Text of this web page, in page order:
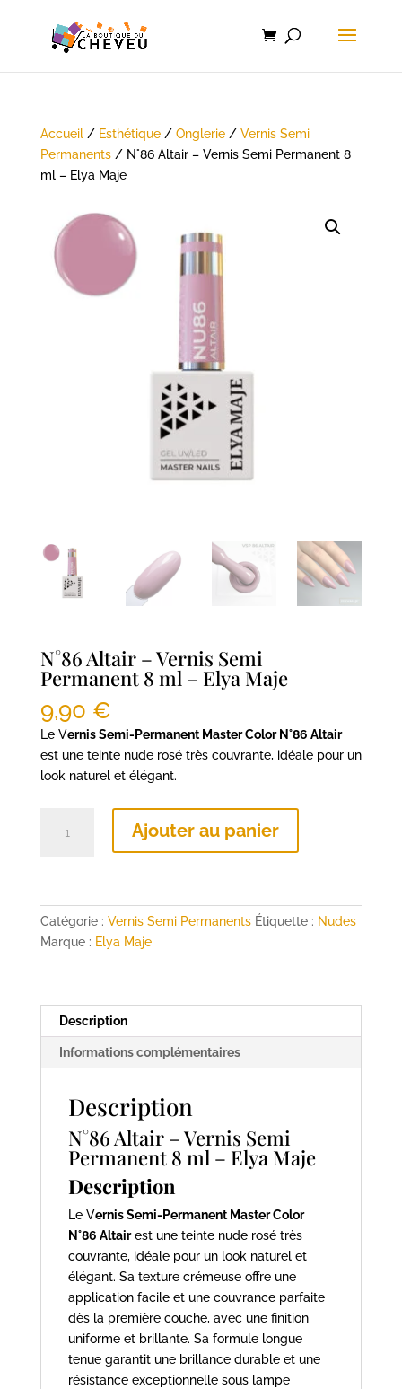
Accueil/ Esthétique/ Onglerie/ Vernis Semi
Permanents/ N°86 Altair – Vernis Semi Permanent 8
ml – Elya Maje
N°86 Altair – Vernis Semi
Permanent 8 ml – Elya Maje
9,90 €
Le Vernis Semi-Permanent Master Color N°86 Altair
est une teinte nude rosé très couvrante, idéale pour un
look naturel et élégant.
Vernis
Semi
ml
Elya
Maje
Ajouter au panier
Catégorie : Vernis Semi Permanents Étiquette : Nudes
Marque : Elya Maje
Description
Informations complémentaires
Description
N°86 Altair – Vernis Semi
Permanent 8 ml – Elya Maje
Description
Le Vernis Semi-Permanent Master Color
N°86 Altairest une teinte nude rosé très
couvrante, idéale pour un look naturel et
élégant. Sa texture crémeuse offre une
application facile et une couvrance parfaite
dès la première couche, avec une finition
uniforme et brillante. Sa formule longue
tenue garantit une brillance durable et une
résistance exceptionnelle sous lampe